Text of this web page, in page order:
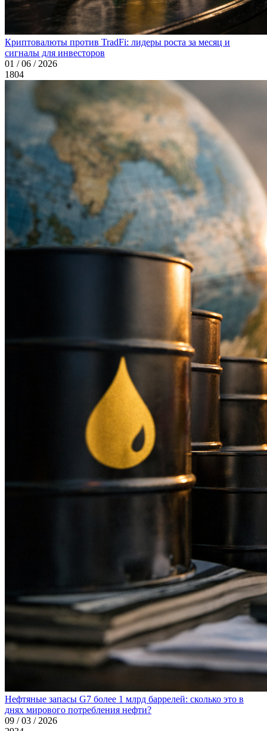
Криптовалюты против TradFi: лидеры роста за месяц и
сигналы для инвесторов
01 / 06 / 2026
1804
Нефтяные запасы G7 более 1 млрд баррелей: сколько это в
днях мирового потребления нефти?
09 / 03 / 2026